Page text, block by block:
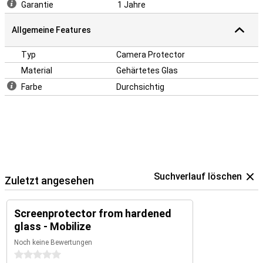
Garantie 1 Jahre
Allgemeine Features
Typ
Camera Protector
Material
Gehärtetes Glas
Farbe
Durchsichtig
Zuletzt angesehen Suchverlauf löschen
Screenprotector from hardened
glass - Mobilize
Noch keine Bewertungen
0 Sterne